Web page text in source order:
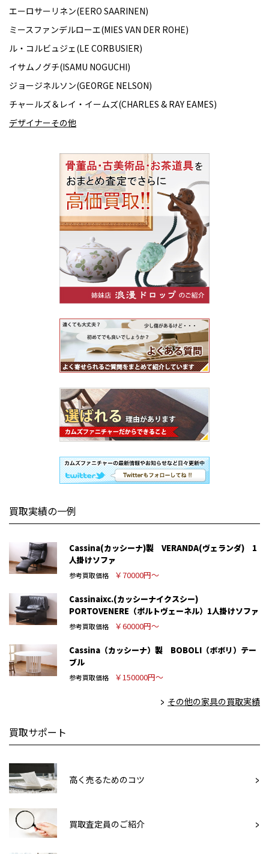
エーロサーリネン(EERO SAARINEN)
ミースファンデルローエ(MIES VAN DER ROHE)
ル・コルビュジェ(LE CORBUSIER)
イサムノグチ(ISAMU NOGUCHI)
ジョージネルソン(GEORGE NELSON)
チャールズ＆レイ・イームズ(CHARLES & RAY EAMES)
デザイナーその他
買取実績の一例
Cassina(カッシーナ)製 VERANDA(ヴェランダ) 1
人掛けソファ
参考買取価格 ￥70000円～
Cassinaixc.(カッシーナイクスシー)
PORTOVENERE（ポルトヴェーネル）1人掛けソファ
参考買取価格 ￥60000円～
Cassina（カッシーナ）製 BOBOLI（ボボリ）テー
ブル
参考買取価格 ￥150000円～
その他の家具の買取実績
買取サポート
高く売るためのコツ
買取査定員のご紹介